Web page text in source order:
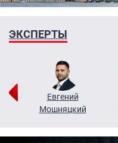
ЭКСПЕРТЫ
Евгений
Мошняцкий